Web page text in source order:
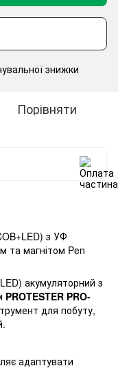
знижки
Порівняти
з УФ
та магнітом Pen
акумуляторний з
PROTESTER PRO-
для побуту,
адаптувати